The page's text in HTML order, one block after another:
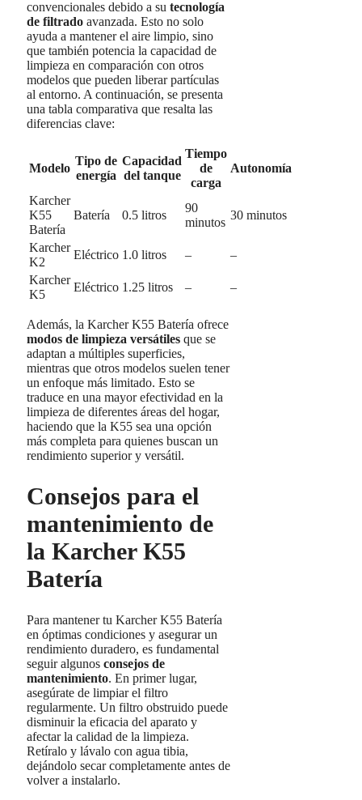
convencionales debido a su tecnología
de filtrado avanzada. Esto no solo
ayuda a mantener el aire limpio, sino
que también potencia la capacidad de
limpieza en comparación con otros
modelos que pueden liberar partículas
al entorno. A continuación, se presenta
una tabla comparativa que resalta las
diferencias clave:
Modelo
Tipo de
energía
Capacidad
del tanque
Tiempo
de
carga
Autonomía
Karcher
K55
Batería
Batería 0.5 litros
90
minutos
30 minutos
Karcher
K2
Eléctrico 1.0 litros –
–
Karcher
K5
Eléctrico 1.25 litros – –
Además, la Karcher K55 Batería ofrece
modos de limpieza versátiles que se
adaptan a múltiples superficies,
mientras que otros modelos suelen tener
un enfoque más limitado. Esto se
traduce en una mayor efectividad en la
limpieza de diferentes áreas del hogar,
haciendo que la K55 sea una opción
más completa para quienes buscan un
rendimiento superior y versátil.
Consejos para el
mantenimiento de
la Karcher K55
Batería
Para mantener tu Karcher K55 Batería
en óptimas condiciones y asegurar un
rendimiento duradero, es fundamental
seguir algunos consejos de
mantenimiento. En primer lugar,
asegúrate de limpiar el filtro
regularmente. Un filtro obstruido puede
disminuir la eficacia del aparato y
afectar la calidad de la limpieza.
Retíralo y lávalo con agua tibia,
dejándolo secar completamente antes de
volver a instalarlo.